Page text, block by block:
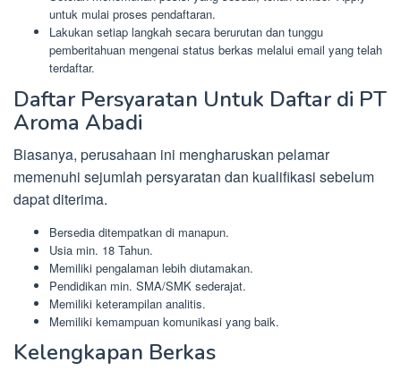
untuk mulai proses pendaftaran.
Lakukan setiap langkah secara berurutan dan tunggu
pemberitahuan mengenai status berkas melalui email yang telah
terdaftar.
Daftar Persyaratan Untuk Daftar di PT
Aroma Abadi
Biasanya, perusahaan ini mengharuskan pelamar
memenuhi sejumlah persyaratan dan kualifikasi sebelum
dapat diterima.
Bersedia ditempatkan di manapun.
Usia min. 18 Tahun.
Memiliki pengalaman lebih diutamakan.
Pendidikan min. SMA/SMK sederajat.
Memiliki keterampilan analitis.
Memiliki kemampuan komunikasi yang baik.
Kelengkapan Berkas